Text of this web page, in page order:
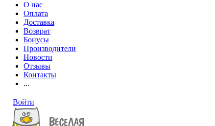
О нас
Оплата
Доставка
Возврат
Бонусы
Производители
Новости
Отзывы
Контакты
...
Войти